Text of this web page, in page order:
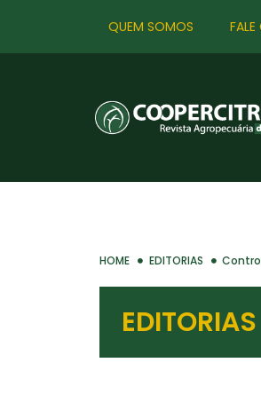
QUEM SOMOS
HOME EDITORIAS
EDITORIAS